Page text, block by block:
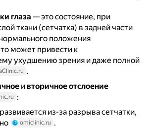
глаза — это состояние, при
ткани (сетчатка) в задней части
нормального положения
может привести к
ухудшению зрения и даже полной
.
и вторичное отслоение
:
из-за разрыва сетчатки,
omiclinic.ru .